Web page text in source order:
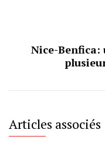
Nice-
Articles associés